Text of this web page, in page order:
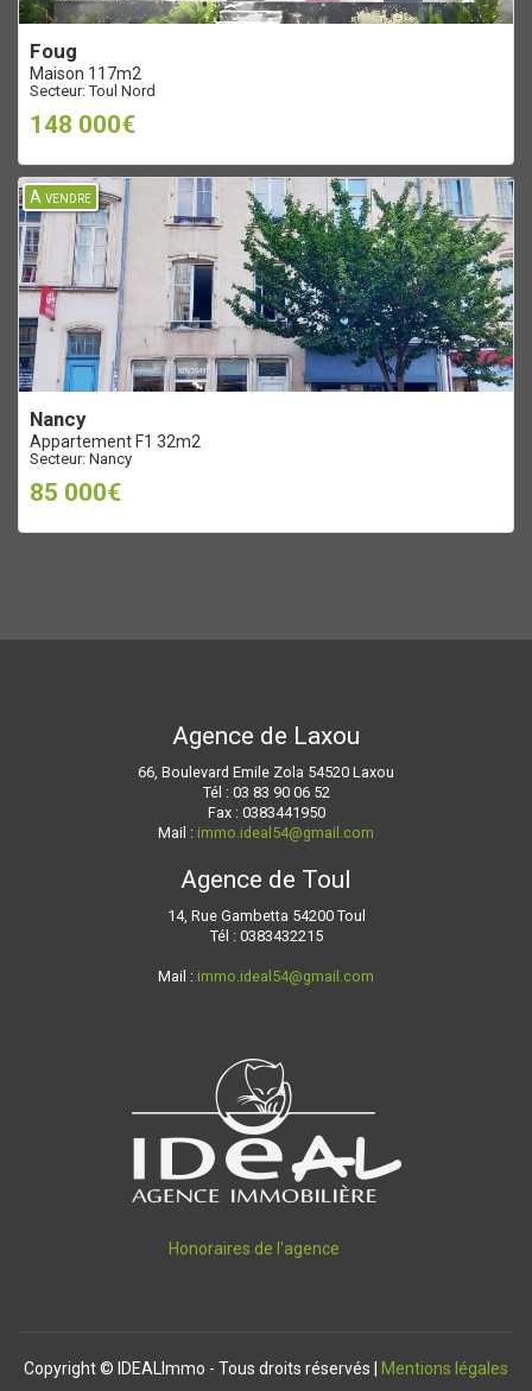
foug
Maison 117m2
Secteur: Toul Nord
148 000€
A vendre
nancy
Appartement F1 32m2
Secteur: Nancy
85 000€
Agence de Laxou
66, Boulevard Emile Zola 54520 Laxou
Tél : 03 83 90 06 52
Fax : 0383441950
Mail : immo.ideal54@gmail.com
Agence de Toul
14, Rue Gambetta 54200 Toul
Tél : 0383432215
Mail : immo.ideal54@gmail.com
Honoraires de l'agence
Copyright © IDEALImmo - Tous droits réservés | Mentions légales